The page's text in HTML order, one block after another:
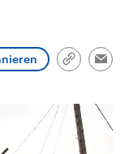
Link